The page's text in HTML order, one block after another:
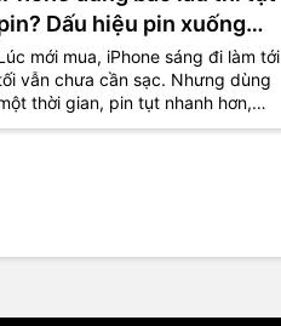
Dấu hiệu pin xuống
và lúc nên thay mới
mới mua, iPhone sáng đi làm tới
vẫn chưa cần sạc. Nhưng dùng
thời gian, pin tụt nhanh hơn,
trăm nhảy liên tục, có hôm